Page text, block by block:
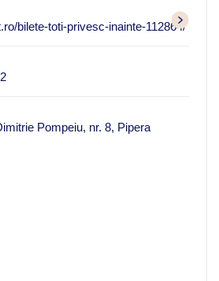
bilete-toti-privesc-inainte-112864/
Pompeiu, nr. 8, Pipera